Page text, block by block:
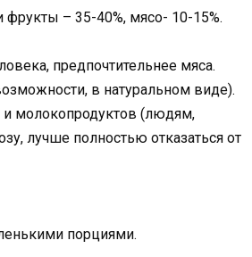
– 35-40%, мясо- 10-15%.
предпочтительнее мяса.
в натуральном виде).
и молокопродуктов (людям,
лучше полностью отказаться от
порциями.